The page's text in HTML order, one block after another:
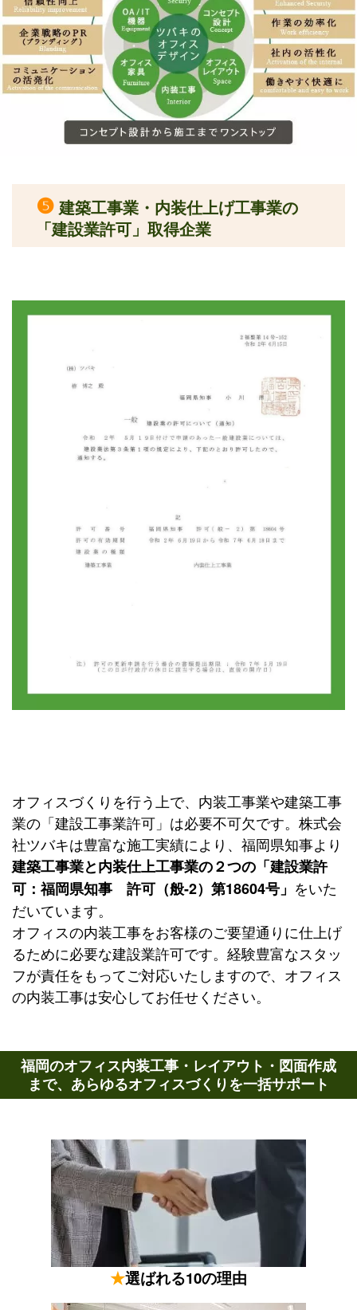
❺ 建築工事業・内装仕上げ工事業の
「建設業許可」取得企業
オフィスづくりを行う上で、内装工事業や建築工事
業の「建設工事業許可」は必要不可欠です。株式会
社ツバキは豊富な施工実績により、福岡県知事より
建築工事業と内装仕上工事業の２つの「建設業許
可：福岡県知事 許可（般-2）第18604号」 をいた
だいています。
オフィスの内装工事をお客様のご要望通りに仕上げ
るために必要な建設業許可です。経験豊富なスタッ
フが責任をもってご対応いたしますので、オフィス
の内装工事は安心してお任せください。
福岡のオフィス内装工事・レイアウト・図面作成
まで、あらゆるオフィスづくりを一括サポート
★選ばれる10の理由